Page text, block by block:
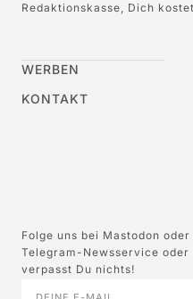
Redaktionskasse, Dich
WERBEN
KONTAKT
Folge uns bei Mastodon
Telegram-Newsservice
verpasst Du nichts!